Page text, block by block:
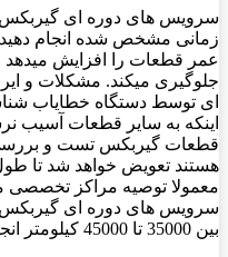
سرویس های دوره ای گیربکس
زمانی مشخص شده انجام
عمر قطعات را افزایش میدهد
جلوگیری میکند. مشکلات و
ای توسط دستگاه خطایاب
اینکه به سایر قطعات آسیب
قطعات گیربکس تست و
هستند تعویض خواهد شد تا
معمولا توصیه مراکز تخصصی
سرویس های دوره ای گیربکس
بین 35000 تا 45000 کیلومتر انجام دهید.